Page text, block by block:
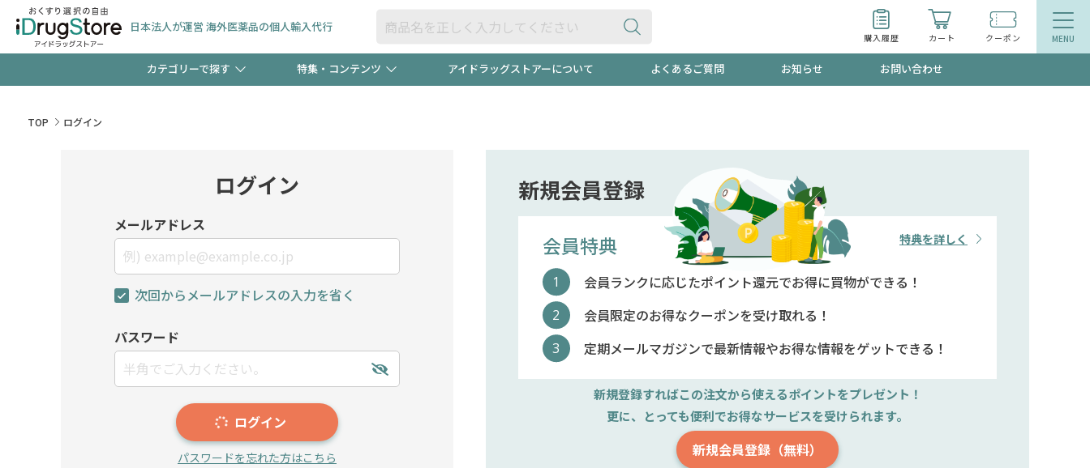
日本法人が運営 海外医薬品の個人輸入代行
購入履歴 カート クーポン
カテゴリーで探す
検査キット オトナ向け
特集・コンテンツ
新規登録で！今すぐ使えるクーポンプレゼント中！！
当店スタッフが贈る音声プログラム
アイドラッグストアーについて よくあるご質問 お知らせ お問い合わせ
TOP ログイン
ログイン
メールアドレス
次回からメールアドレスの入力を省く
パスワード
ログイン
パスワードを忘れた方はこちら
新規会員登録
会員特典
会員ランクに応じたポイント還元でお得に買物ができる！
会員限定のお得なクーポンを受け取れる！
定期メールマガジンで最新情報やお得な情報をゲットできる！
特典を詳しく
新規登録すればこの注文から使えるポイントをプレゼント！
更に、とっても便利でお得なサービスを受けられます。
新規会員登録（無料）